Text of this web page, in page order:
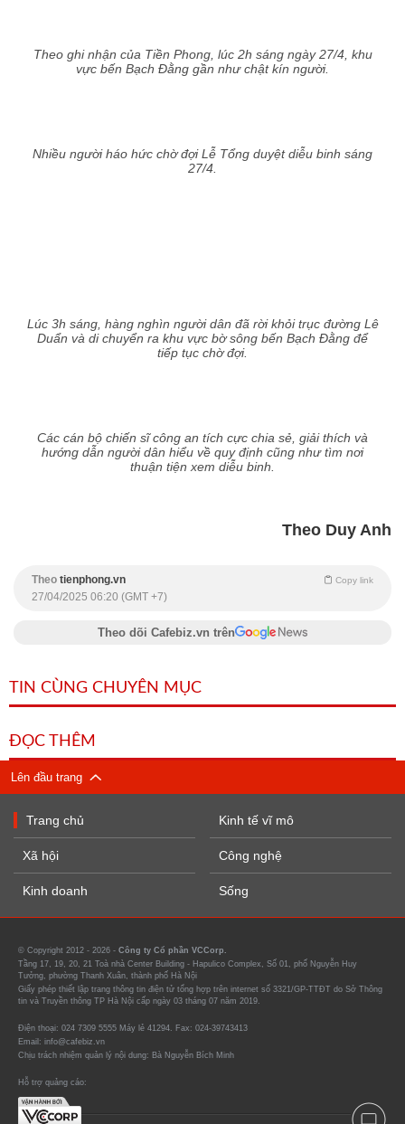
Theo ghi nhận của Tiền Phong, lúc 2h sáng ngày 27/4, khu
vực bến Bạch Đằng gần như chật kín người.
Nhiều người háo hức chờ đợi Lễ Tổng duyệt diễu binh sáng
27/4.
Lúc 3h sáng, hàng nghìn người dân đã rời khỏi trục đường Lê
Duẩn và di chuyển ra khu vực bờ sông bến Bạch Đằng để
tiếp tục chờ đợi.
Các cán bộ chiến sĩ công an tích cực chia sẻ, giải thích và
hướng dẫn người dân hiểu về quy định cũng như tìm nơi
thuận tiện xem diễu binh.
Theo Duy Anh
Theo tienphong.vn Copy link
27/04/2025 06:20 (GMT +7)
Theo dõi Cafebiz.vn trên
TIN CÙNG CHUYÊN MỤC
ĐỌC THÊM
Lên đầu trang
Trang chủ
Xã hội
Kinh doanh
Kinh tế vĩ mô
Công nghệ
Sống
© Copyright 2012 - 2026 - Công ty Cổ phần VCCorp.
Tầng 17, 19, 20, 21 Toà nhà Center Building - Hapulico Complex, Số 01, phố Nguyễn Huy
Tưởng, phường Thanh Xuân, thành phố Hà Nội
Giấy phép thiết lập trang thông tin điện tử tổng hợp trên internet số 3321/GP-TTĐT do Sở Thông
tin và Truyền thông TP Hà Nội cấp ngày 03 tháng 07 năm 2019.
Điện thoại: 024 7309 5555 Máy lẻ 41294. Fax: 024-39743413
Email: info@cafebiz.vn
Chịu trách nhiệm quản lý nội dung: Bà Nguyễn Bích Minh
Hỗ trợ quảng cáo: